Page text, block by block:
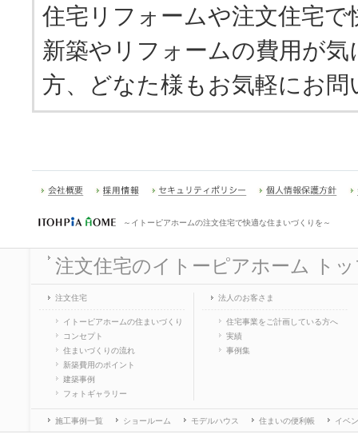
住宅リフォームや注文住宅
新築やリフォームの費用が
方、どなた様もお気軽にお
～イトーピアホームの注文住宅で快適な住まいづくりを～
注文住宅のイトーピアホーム ト
注文住宅
イトーピアホームの住まいづくり
コンセプト
住まいづくりの流れ
新築費用のポイント
建築事例
フォトギャラリー
法人のお客さま
住宅事業をご計画している方へ
実績
事例集
施工事例一覧 ショールーム モデルハウス 住まいの便利帳 イベ